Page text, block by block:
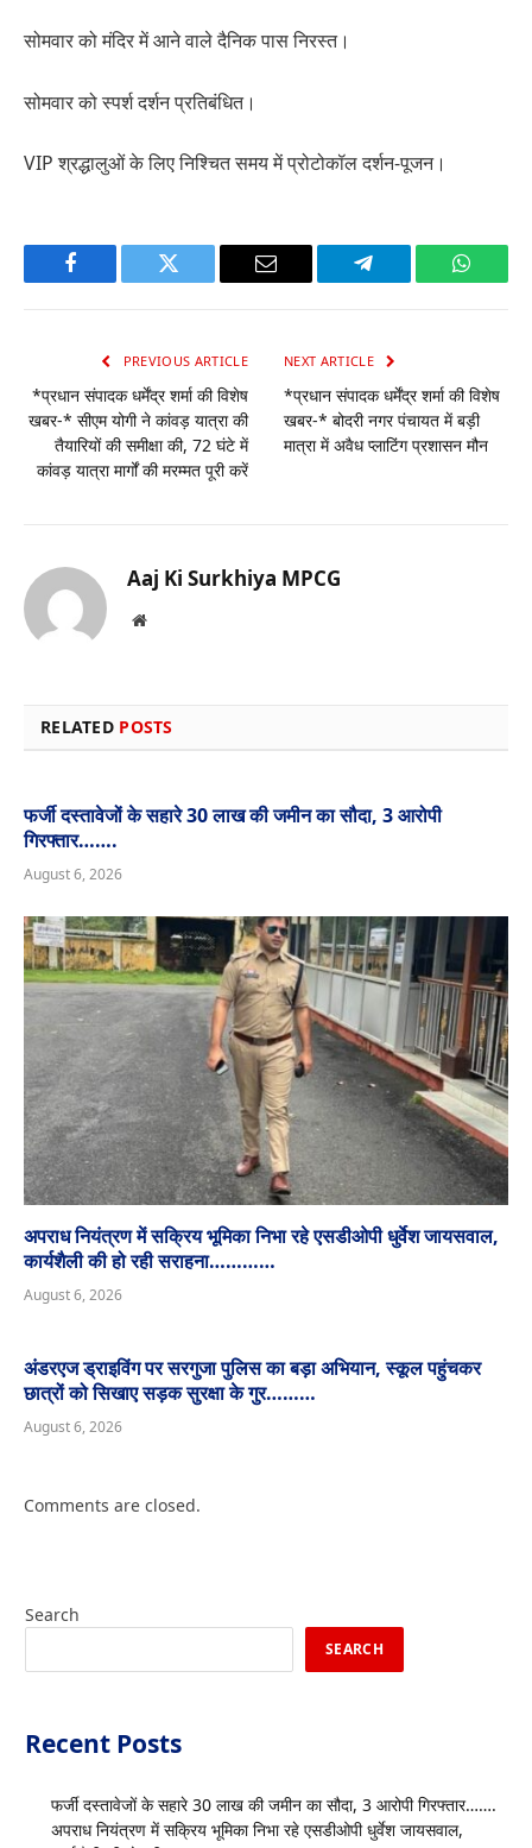
सोमवार को मंदिर में आने वाले दैनिक पास निरस्त।
सोमवार को स्पर्श दर्शन प्रतिबंधित।
VIP श्रद्धालुओं के लिए निश्चित समय में प्रोटोकॉल दर्शन-पूजन।
Facebook Twitter Email Telegram
PREVIOUS ARTICLE
*प्रधान संपादक धर्मेंद्र शर्मा की विशेष
खबर-* सीएम योगी ने कांवड़ यात्रा की
तैयारियों की समीक्षा की, 72 घंटे में
कांवड़ यात्रा मार्गों की मरम्मत पूरी करें
NEXT ARTICLE
*प्रधान संपादक धर्मेंद्र शर्मा की विशेष
खबर-* बोदरी नगर पंचायत में बड़ी
मात्रा में अवैध प्लाटिंग प्रशासन मौन
Aaj Ki Surkhiya MPCG
Website
RELATED POSTS
फर्जी दस्तावेजों के सहारे 30 लाख की जमीन का सौदा, 3 आरोपी
गिरफ्तार…….
August 6, 2026
अपराध नियंत्रण में सक्रिय भूमिका निभा रहे एसडीओपी धुर्वेश जायसवाल,
कार्यशैली की हो रही सराहना…………
August 6, 2026
अंडरएज ड्राइविंग पर सरगुजा पुलिस का बड़ा अभियान, स्कूल पहुंचकर
छात्रों को सिखाए सड़क सुरक्षा के गुर………
August 6, 2026
Comments are closed.
Search
SEARCH
Recent Posts
फर्जी दस्तावेजों के सहारे 30 लाख की जमीन का सौदा, 3 आरोपी गिरफ्तार…….
अपराध नियंत्रण में सक्रिय भूमिका निभा रहे एसडीओपी धुर्वेश जायसवाल,